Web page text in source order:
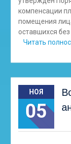
компенсации
помещения
оставшихся
Читать
НОЯ
05